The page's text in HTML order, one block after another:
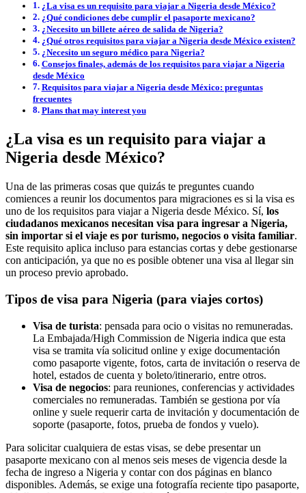
¿La visa es un requisito para viajar a Nigeria desde México?
¿Qué condiciones debe cumplir el pasaporte mexicano?
¿Necesito un billete aéreo de salida de Nigeria?
¿Qué otros requisitos para viajar a Nigeria desde México existen?
¿Necesito un seguro médico para Nigeria?
Consejos finales, además de los requisitos para viajar a Nigeria
desde México
Requisitos para viajar a Nigeria desde México: preguntas
frecuentes
Plans that may interest you
¿La visa es un requisito para viajar a
Nigeria desde México?
Una de las primeras cosas que quizás te preguntes cuando
comiences a reunir los documentos para migraciones es si la visa es
uno de los requisitos para viajar a Nigeria desde México. Sí, los
ciudadanos mexicanos necesitan visa para ingresar a Nigeria,
sin importar si el viaje es por turismo, negocios o visita familiar.
Este requisito aplica incluso para estancias cortas y debe gestionarse
con anticipación, ya que no es posible obtener una visa al llegar sin
un proceso previo aprobado.
Tipos de visa para Nigeria (para viajes cortos)
Visa de turista: pensada para ocio o visitas no remuneradas.
La Embajada/High Commission de Nigeria indica que esta
visa se tramita vía solicitud online y exige documentación
como pasaporte vigente, fotos, carta de invitación o reserva de
hotel, estados de cuenta y boleto/itinerario, entre otros.
Visa de negocios: para reuniones, conferencias y actividades
comerciales no remuneradas. También se gestiona por vía
online y suele requerir carta de invitación y documentación de
soporte (pasaporte, fotos, prueba de fondos y vuelo).
Para solicitar cualquiera de estas visas, se debe presentar un
pasaporte mexicano con al menos seis meses de vigencia desde la
fecha de ingreso a Nigeria y contar con dos páginas en blanco
disponibles. Además, se exige una fotografía reciente tipo pasaporte,